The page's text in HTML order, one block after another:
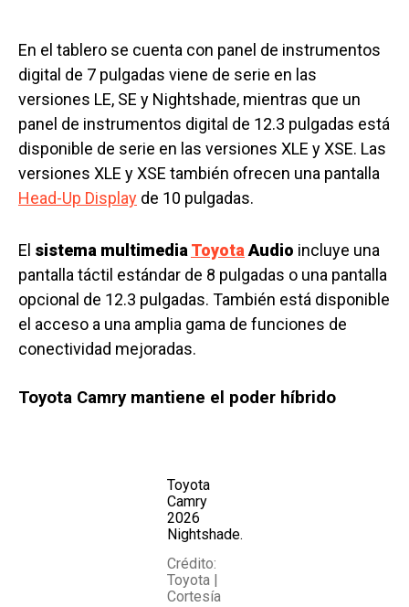
En el tablero se cuenta con panel de instrumentos
digital de 7 pulgadas viene de serie en las
versiones LE, SE y Nightshade, mientras que un
panel de instrumentos digital de 12.3 pulgadas está
disponible de serie en las versiones XLE y XSE. Las
versiones XLE y XSE también ofrecen una pantalla
Head-Up Display de 10 pulgadas.
El sistema multimediaToyotaAudio incluye una
pantalla táctil estándar de 8 pulgadas o una pantalla
opcional de 12.3 pulgadas. También está disponible
el acceso a una amplia gama de funciones de
conectividad mejoradas.
Toyota Camry mantiene el poder híbrido
Toyota
Camry
2026
Nightshade.
Crédito:
Toyota |
Cortesía